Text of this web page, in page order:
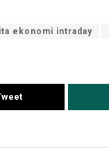
ekonomi intraday